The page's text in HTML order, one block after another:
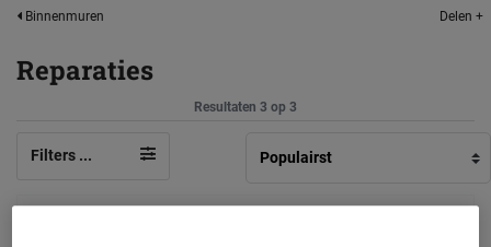
Binnenmuren Delen +
Reparaties
Resultaten 3 op 3
Filters ...